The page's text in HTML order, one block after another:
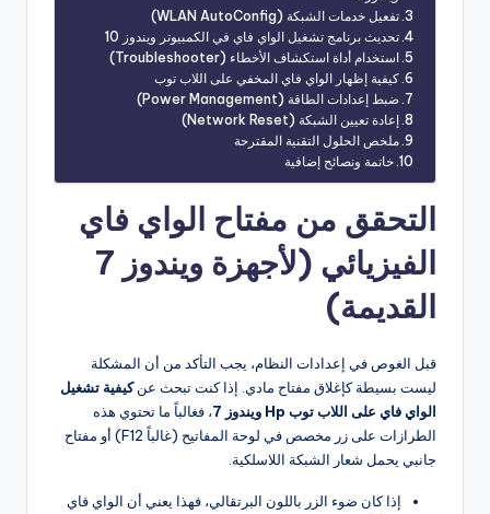
تفعيل خدمات الشبكة (WLAN AutoConfig)
تحديث برنامج تشغيل الواي فاي في الكمبيوتر ويندوز 10
استخدام أداة استكشاف الأخطاء (Troubleshooter)
كيفية إظهار الواي فاي المخفي على اللاب توب
ضبط إعدادات الطاقة (Power Management)
إعادة تعيين الشبكة (Network Reset)
ملخص الحلول التقنية المقترحة
خاتمة ونصائح إضافية
التحقق من مفتاح الواي فاي
الفيزيائي (لأجهزة ويندوز 7
القديمة)
قبل الغوص في إعدادات النظام، يجب التأكد من أن المشكلة
ليست بسيطة كإغلاق مفتاح مادي. إذا كنت تبحث عنكيفية تشغيل
الواي فاي على اللاب توب Hp ويندوز 7
، فغالباً ما تحتوي هذه
الطرازات على زر مخصص في لوحة المفاتيح (غالباً F12) أو مفتاح
جانبي يحمل شعار الشبكة اللاسلكية.
إذا كان ضوء الزر باللون البرتقالي، فهذا يعني أن الواي فاي